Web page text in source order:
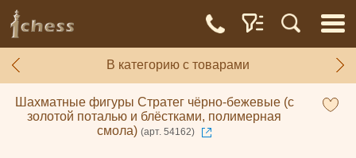
В категорию с товарами
Шахматные фигуры Стратег чёрно-бежевые (с
золотой поталью и блёстками, полимерная
смола) (арт. 54162)